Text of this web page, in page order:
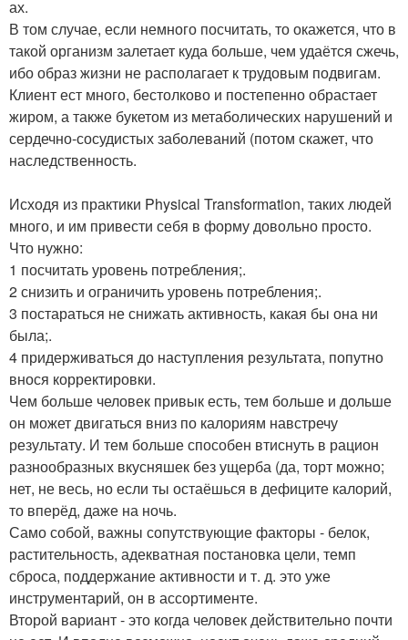
ах.
В том случае, если немного посчитать, то окажется, что в
такой организм залетает куда больше, чем удаётся сжечь,
ибо образ жизни не располагает к трудовым подвигам.
Клиент ест много, бестолково и постепенно обрастает
жиром, а также букетом из метаболических нарушений и
сердечно-сосудистых заболеваний (потом скажет, что
наследственность.
Исходя из практики Physical Transformation, таких людей
много, и им привести себя в форму довольно просто.
Что нужно:
1 посчитать уровень потребления;.
2 снизить и ограничить уровень потребления;.
3 постараться не снижать активность, какая бы она ни
была;.
4 придерживаться до наступления результата, попутно
внося корректировки.
Чем больше человек привык есть, тем больше и дольше
он может двигаться вниз по калориям навстречу
результату. И тем больше способен втиснуть в рацион
разнообразных вкусняшек без ущерба (да, торт можно;
нет, не весь, но если ты остаёшься в дефиците калорий,
то вперёд, даже на ночь.
Само собой, важны сопутствующие факторы - белок,
растительность, адекватная постановка цели, темп
сброса, поддержание активности и т. д. это уже
инструментарий, он в ассортименте.
Второй вариант - это когда человек действительно почти